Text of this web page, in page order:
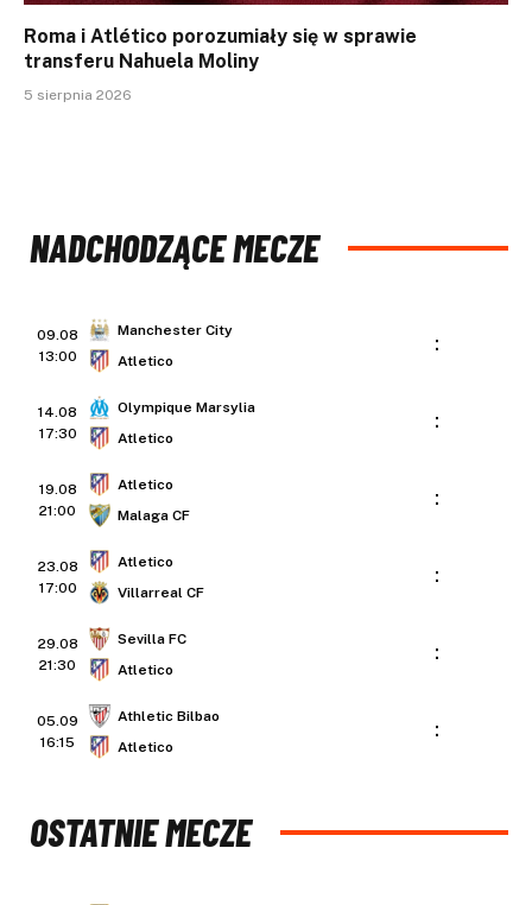
Roma i Atlético porozumiały się w sprawie
transferu Nahuela Moliny
5 sierpnia 2026
NADCHODZĄCE MECZE
09.08
13:00
Manchester City
Atletico
:
14.08
17:30
Olympique Marsylia
Atletico
:
19.08
21:00
Atletico
Malaga CF
:
23.08
17:00
Atletico
Villarreal CF
:
29.08
21:30
Sevilla FC
Atletico
:
05.09
16:15
Athletic Bilbao
Atletico
:
OSTATNIE MECZE